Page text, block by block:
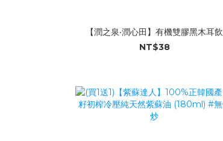
【潤之泉‧潤心田】有機雙膠黑木耳飲
NT$38